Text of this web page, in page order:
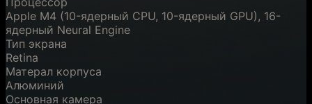
Apple M4 (10-ядерный CPU, 10-ядерный GPU), 16-
ядерный Neural Engine
Тип экрана
Retina
Матерал корпуса
Алюминий
Основная камера